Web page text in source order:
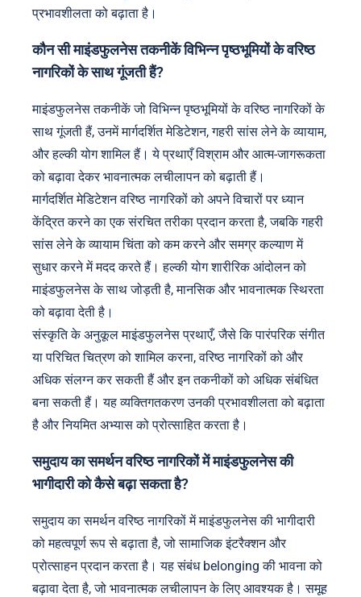
प्रभावशीलता को बढ़ाता है।
कौन सी माइंडफुलनेस तकनीकें विभिन्न पृष्ठभूमियों के वरिष्ठ
नागरिकों के साथ गूंजती हैं?
माइंडफुलनेस तकनीकें जो विभिन्न पृष्ठभूमियों के वरिष्ठ नागरिकों के
साथ गूंजती हैं, उनमें मार्गदर्शित मेडिटेशन, गहरी सांस लेने के व्यायाम,
और हल्की योग शामिल हैं। ये प्रथाएँ विश्राम और आत्म-जागरूकता
को बढ़ावा देकर भावनात्मक लचीलापन को बढ़ाती हैं।
मार्गदर्शित मेडिटेशन वरिष्ठ नागरिकों को अपने विचारों पर ध्यान
केंद्रित करने का एक संरचित तरीका प्रदान करता है, जबकि गहरी
सांस लेने के व्यायाम चिंता को कम करने और समग्र कल्याण में
सुधार करने में मदद करते हैं। हल्की योग शारीरिक आंदोलन को
माइंडफुलनेस के साथ जोड़ती है, मानसिक और भावनात्मक स्थिरता
को बढ़ावा देती है।
संस्कृति के अनुकूल माइंडफुलनेस प्रथाएँ, जैसे कि पारंपरिक संगीत
या परिचित चित्रण को शामिल करना, वरिष्ठ नागरिकों को और
अधिक संलग्न कर सकती हैं और इन तकनीकों को अधिक संबंधित
बना सकती हैं। यह व्यक्तिगतकरण उनकी प्रभावशीलता को बढ़ाता
है और नियमित अभ्यास को प्रोत्साहित करता है।
समुदाय का समर्थन वरिष्ठ नागरिकों में माइंडफुलनेस की
भागीदारी को कैसे बढ़ा सकता है?
समुदाय का समर्थन वरिष्ठ नागरिकों में माइंडफुलनेस की भागीदारी
को महत्वपूर्ण रूप से बढ़ाता है, जो सामाजिक इंटरैक्शन और
प्रोत्साहन प्रदान करता है। यह संबंध belonging की भावना को
बढ़ावा देता है, जो भावनात्मक लचीलापन के लिए आवश्यक है। समूह